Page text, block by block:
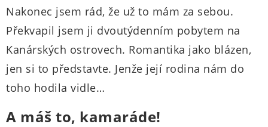
Nakonec jsem rád, že už to mám za sebou.
Překvapil jsem ji dvoutýdenním pobytem na
Kanárských ostrovech. Romantika jako blázen,
jen si to představte. Jenže její rodina nám do
toho hodila vidle…
A máš to, kamaráde!